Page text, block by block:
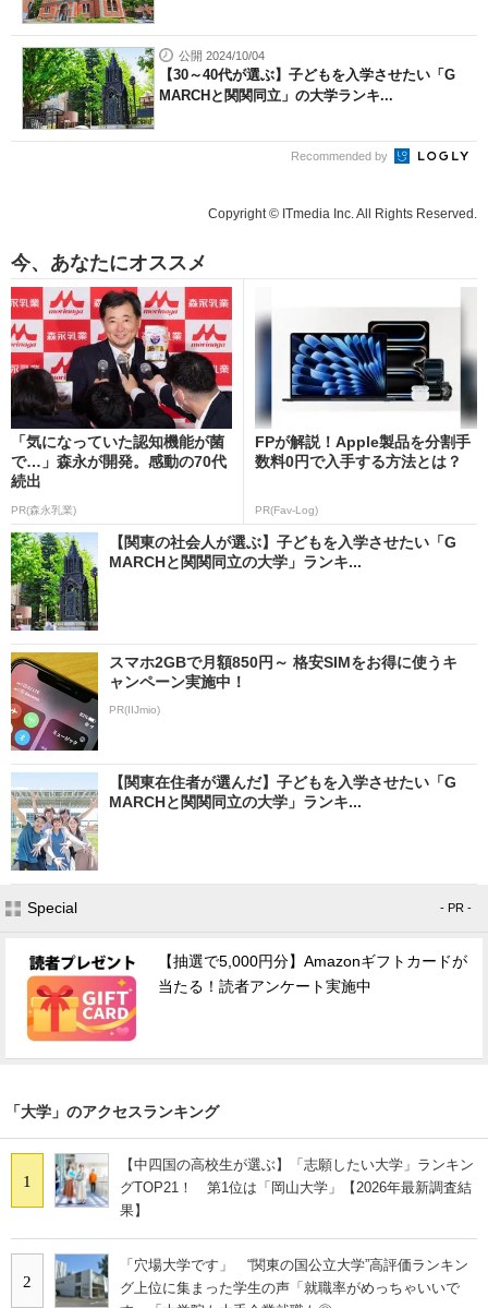
公開 2024/10/04
【30～40代が選ぶ】子どもを入学させたい「G
MARCHと関関同立」の大学ランキ...
Recommended by
Copyright © ITmedia Inc. All Rights Reserved.
今、あなたにオススメ
「気になっていた認知機能が菌
で…」森永が開発。感動の70代
続出
PR(森永乳業)
FPが解説！Apple製品を分割手
数料0円で入手する方法とは？
PR(Fav-Log)
【関東の社会人が選ぶ】子どもを入学させたい「G
MARCHと関関同立の大学」ランキ...
スマホ2GBで月額850円～ 格安SIMをお得に使うキ
ャンペーン実施中！
PR(IIJmio)
【関東在住者が選んだ】子どもを入学させたい「G
MARCHと関関同立の大学」ランキ...
Special - PR -
【抽選で5,000円分】Amazonギフトカードが
当たる！読者アンケート実施中
「大学」のアクセスランキング
1
【中四国の高校生が選ぶ】「志願したい大学」ランキン
グTOP21！ 第1位は「岡山大学」【2026年最新調査結
果】
2
「穴場大学です」 “関東の国公立大学”高評価ランキン
グ上位に集まった学生の声「就職率がめっちゃいいで